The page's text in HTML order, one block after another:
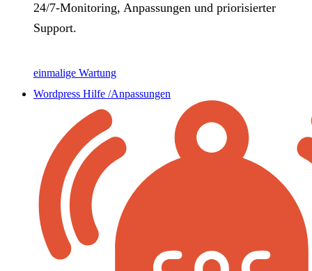
24/7‑Monitoring, Anpassungen und priorisierter
Support.
einmalige Wartung
Wordpress Hilfe /Anpassungen